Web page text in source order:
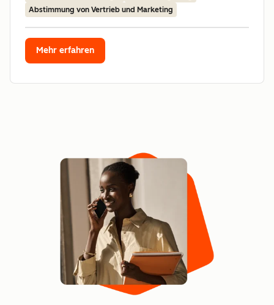
Abstimmung von Vertrieb und Marketing
Mehr erfahren